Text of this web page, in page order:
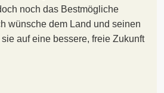
noch das Bestmögliche
wünsche dem Land und seinen
auf eine bessere, freie Zukunft